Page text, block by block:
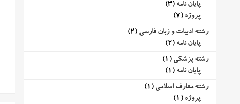
پایان نامه (3)
پروژه (7)
رشته ادبیات و زبان فارسی (2)
پایان نامه (2)
رشته پزشکی (1)
پایان نامه (1)
رشته معارف اسلامی (1)
پروژه (1)